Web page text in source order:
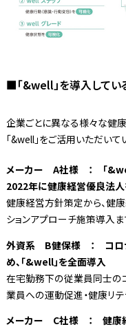
■「&well」を導入してい
企業ごとに異なる様々な健
「&well」をご活用いただいて
メーカー A社様 ： 「&well
2022年に健康経営優良法
健康経営方針策定から、健
ションアプローチ施策導入
外資系 B健保様 ： コロナ
め、「&well」を全面導入
在宅勤務下の従業員同士の
業員への運動促進・健康リ
メーカー C社様 ： 健康経